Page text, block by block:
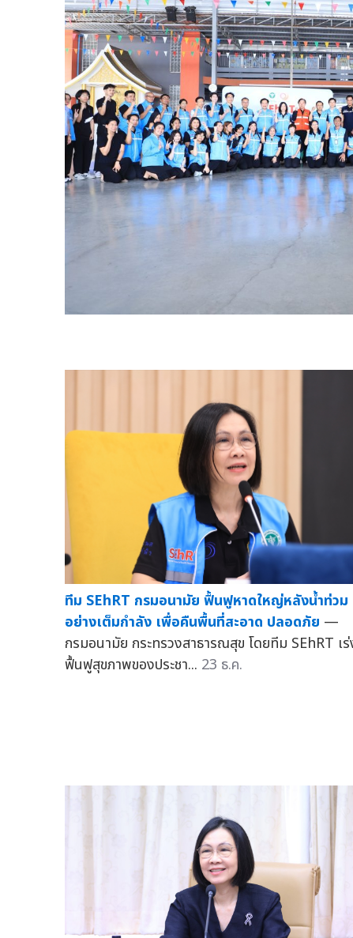
ทีม SEhRT กรมอนามัย ฟื้นฟูหาดใหญ่หลังน้ำท่วม
อย่างเต็มกำลัง เพื่อคืนพื้นที่สะอาด ปลอดภัย —
กรมอนามัย กระทรวงสาธารณสุข โดยทีม SEhRT เ
ฟื้นฟูสุขภาพของประชา... 23 ธ.ค.